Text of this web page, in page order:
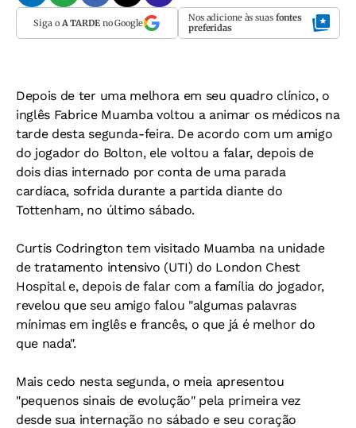
Siga o A TARDEno Google Nos adicione às suas fontes
preferidas
Depois de ter uma melhora em seu quadro clínico, o
inglês Fabrice Muamba voltou a animar os médicos na
tarde desta segunda-feira. De acordo com um amigo
do jogador do Bolton, ele voltou a falar, depois de
dois dias internado por conta de uma parada
cardíaca, sofrida durante a partida diante do
Tottenham, no último sábado.
Curtis Codrington tem visitado Muamba na unidade
de tratamento intensivo (UTI) do London Chest
Hospital e, depois de falar com a família do jogador,
revelou que seu amigo falou "algumas palavras
mínimas em inglês e francês, o que já é melhor do
que nada".
Mais cedo nesta segunda, o meia apresentou
"pequenos sinais de evolução" pela primeira vez
desde sua internação no sábado e seu coração